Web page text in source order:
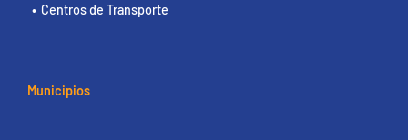
Centros de Transporte
Municipios